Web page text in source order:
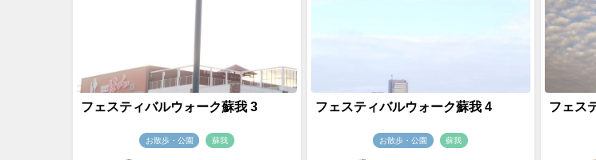
フェスティバルウォーク蘇我 3
お散歩・公園 蘇我
フェスティバルウォーク蘇我 4
お散歩・公園 蘇我
フェス